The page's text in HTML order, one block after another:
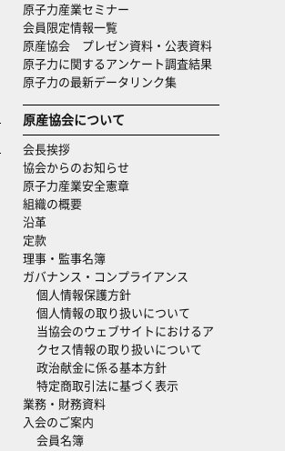
原子力産業セミナー
会員限定情報一覧
原産協会 プレゼン資料・公表資料
原子力に関するアンケート調査結果
原子力の最新データリンク集
原産協会について
会長挨拶
協会からのお知らせ
原子力産業安全憲章
組織の概要
沿革
定款
理事・監事名簿
ガバナンス・コンプライアンス
個人情報保護方針
個人情報の取り扱いについて
当協会のウェブサイトにおけるア
クセス情報の取り扱いについて
政治献金に係る基本方針
特定商取引法に基づく表示
業務・財務資料
入会のご案内
会員名簿